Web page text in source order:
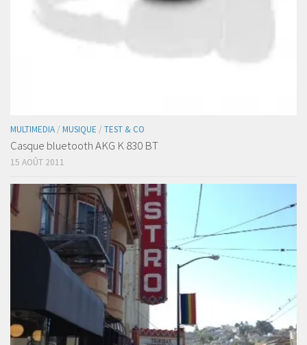
MULTIMEDIA / MUSIQUE / TEST & CO
Casque bluetooth AKG K 830 BT
15 AOÛT 2011